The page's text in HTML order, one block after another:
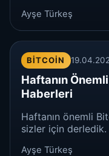
Ayşe Türkeş
BITCOIN
Haftanın
Haberleri
Haftanın önemli
sizler için derledik.
Ayşe Türkeş